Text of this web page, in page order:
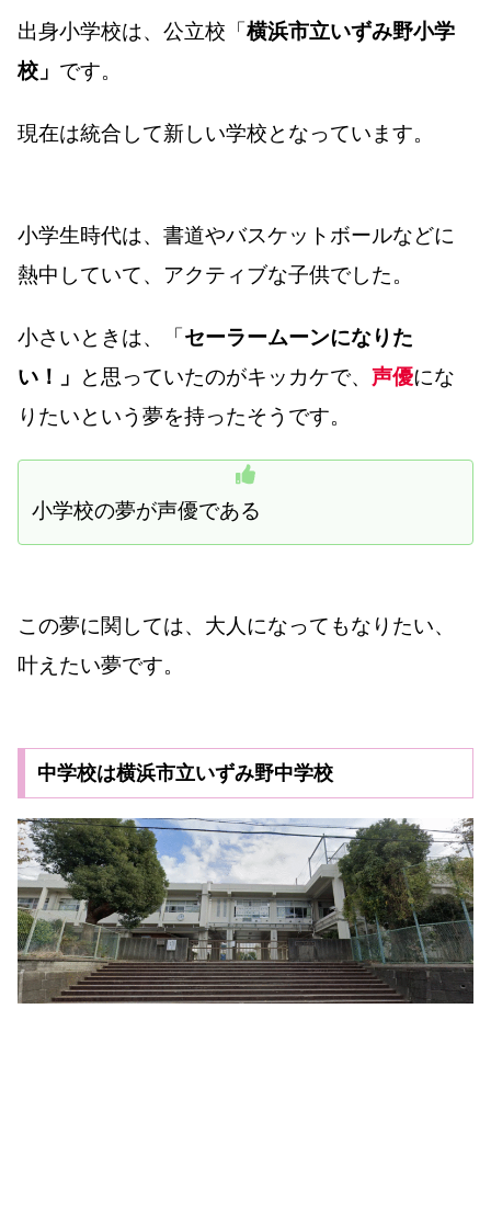
出身小学校は、公立校「 横浜市立いずみ野小学
校」 です。
現在は統合して新しい学校となっています。
小学生時代は、書道やバスケットボールなどに
熱中していて、アクティブな子供でした。
小さいときは、「セーラームーンになりた
い！」
と思っていたのがキッカケで、 声優にな
りたいという夢を持ったそうです。
小学校の夢が声優である
この夢に関しては、大人になってもなりたい、
叶えたい夢です。
中学校は横浜市立いずみ野中学校